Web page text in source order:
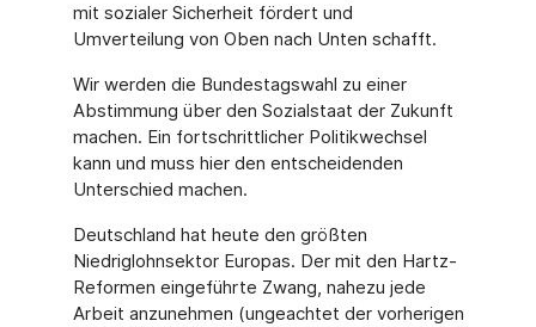
mit sozialer Sicherheit fördert und
Umverteilung von Oben nach Unten schafft.
Wir werden die Bundestagswahl zu einer
Abstimmung über den Sozialstaat der Zukunft
machen. Ein fortschrittlicher Politikwechsel
kann und muss hier den entscheidenden
Unterschied machen.
Deutschland hat heute den größten
Niedriglohnsektor Europas. Der mit den Hartz-
Reformen eingeführte Zwang, nahezu jede
Arbeit anzunehmen (ungeachtet der vorherigen